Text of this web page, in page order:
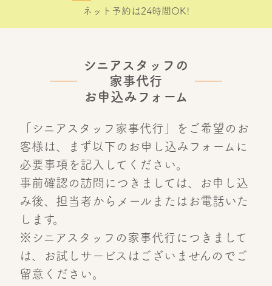
ネット予約は24時間OK!
シニアスタッフの
家事代行
お申込みフォーム
「シニアスタッフ家事代行」をご希望のお
客様は、まず以下のお申し込みフォームに
必要事項を記入してください。
事前確認の訪問につきましては、お申し込
み後、担当者からメールまたはお電話いた
します。
※シニアスタッフの家事代行につきまして
は、お試しサービスはございませんのでご
留意ください。